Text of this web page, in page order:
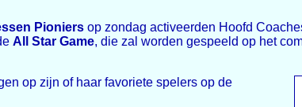
Pioniers op zondag activeerden Hoofd
All Star Game, die zal worden gespeeld op het
op zijn of haar favoriete spelers op de